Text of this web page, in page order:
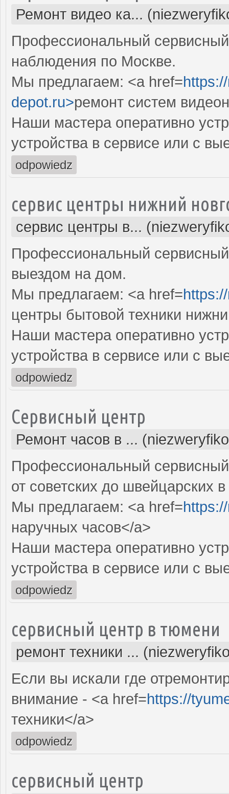
Ремонт видео ка...
Профессиональный
наблюдения по Москве.
Мы предлагаем: <a href=
depot.ru>ремонт систем
Наши мастера оперативно
устройства в сервисе или с
odpowiedz
сервис центры нижний
сервис центры в...
Профессиональный
выездом на дом.
Мы предлагаем: <a href=
центры бытовой техники
Наши мастера оперативно
устройства в сервисе или с
odpowiedz
Сервисный центр
Ремонт часов в ...
Профессиональный
от советских до швейцарских
Мы предлагаем: <a href=
наручных часов</a>
Наши мастера оперативно
устройства в сервисе или с
odpowiedz
сервисный центр в тюмени
ремонт техники ...
Если вы искали где
внимание - <a href=https://
техники</a>
odpowiedz
сервисный центр